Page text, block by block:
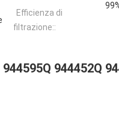
Efficienza di
filtrazione::
944452Q